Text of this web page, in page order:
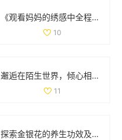
《观看妈妈的绣感中全程免费看，带你了解刺绣之美》
10
邂逅在陌生世界，倾心相随的奇幻爱情旅程
11
探索金银花的养生功效及其在治疗中的应用价值